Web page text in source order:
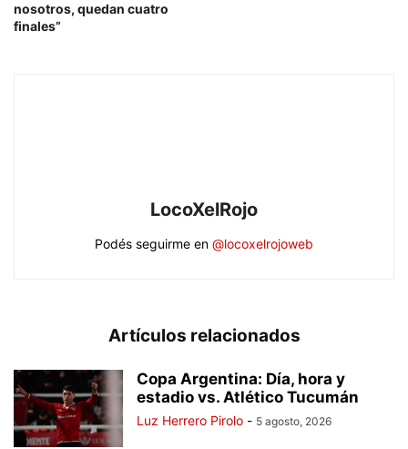
nosotros, quedan cuatro
finales”
LocoXelRojo
Podés seguirme en @locoxelrojoweb
Artículos relacionados
Copa Argentina: Día, hora y
estadio vs. Atlético Tucumán
Luz Herrero Pirolo - 5 agosto, 2026